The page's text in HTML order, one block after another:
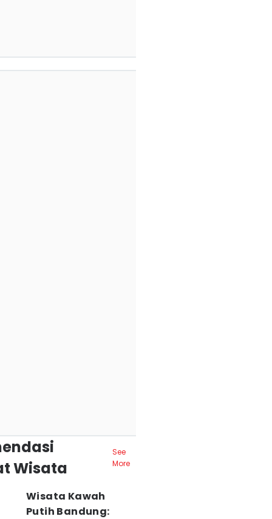
Wisata
See
More
Wisata Kawah
Putih Bandung: